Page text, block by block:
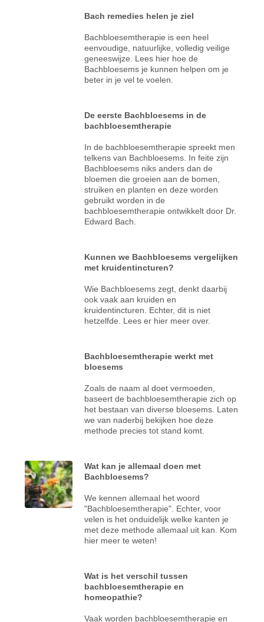
Bach remedies helen je ziel
Bachbloesemtherapie is een heel
eenvoudige, natuurlijke, volledig veilige
geneeswijze. Lees hier hoe de
Bachbloesems je kunnen helpen om je
beter in je vel te voelen.
De eerste Bachbloesems in de
bachbloesemtherapie
In de bachbloesemtherapie spreekt men
telkens van Bachbloesems. In feite zijn
Bachbloesems niks anders dan de
bloemen die groeien aan de bomen,
struiken en planten en deze worden
gebruikt worden in de
bachbloesemtherapie ontwikkelt door Dr.
Edward Bach.
Kunnen we Bachbloesems vergelijken
met kruidentincturen?
Wie Bachbloesems zegt, denkt daarbij
ook vaak aan kruiden en
kruidentincturen. Echter, dit is niet
hetzelfde. Lees er hier meer over.
Bachbloesemtherapie werkt met
bloesems
Zoals de naam al doet vermoeden,
baseert de bachbloesemtherapie zich op
het bestaan van diverse bloesems. Laten
we van naderbij bekijken hoe deze
methode precies tot stand komt.
Wat kan je allemaal doen met
Bachbloesems?
We kennen allemaal het woord
"Bachbloesemtherapie". Echter, voor
velen is het onduidelijk welke kanten je
met deze methode allemaal uit kan. Kom
hier meer te weten!
Wat is het verschil tussen
bachbloesemtherapie en
homeopathie?
Vaak worden bachbloesemtherapie en